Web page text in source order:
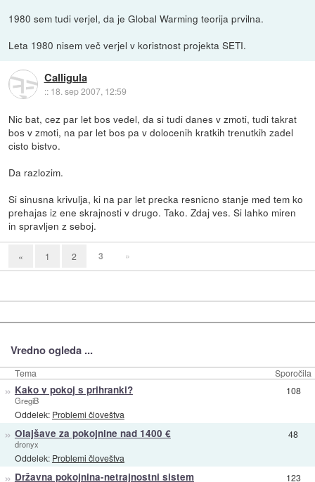
1980 sem tudi verjel, da je Global Warming teorija prvilna.
Leta 1980 nisem več verjel v koristnost projekta SETI.
Calligula
:: 18. sep 2007, 12:59
Nic bat, cez par let bos vedel, da si tudi danes v zmoti, tudi takrat
bos v zmoti, na par let bos pa v dolocenih kratkih trenutkih zadel
cisto bistvo.
Da razlozim.
Si sinusna krivulja, ki na par let precka resnicno stanje med tem ko
prehajas iz ene skrajnosti v drugo. Tako. Zdaj ves. Si lahko miren
in spravljen z seboj.
« 1 2 3 »
Vredno ogleda ...
Tema Sporočila
» Kako v pokoj s prihranki?
GregiB
Oddelek: Problemi človeštva
108
» Olajšave za pokojnine nad 1400 €
dronyx
Oddelek: Problemi človeštva
48
» Državna pokojnina-netrajnostni sistem 123